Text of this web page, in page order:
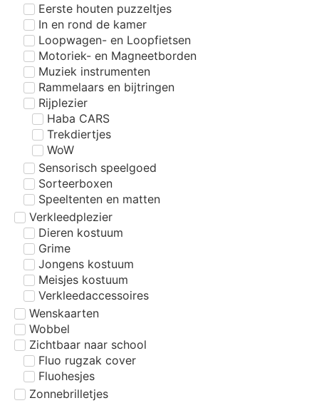
Eerste houten puzzeltjes
In en rond de kamer
Loopwagen- en Loopfietsen
Motoriek- en Magneetborden
Muziek instrumenten
Rammelaars en bijtringen
Rijplezier
Haba CARS
Trekdiertjes
WoW
Sensorisch speelgoed
Sorteerboxen
Speeltenten en matten
Verkleedplezier
Dieren kostuum
Grime
Jongens kostuum
Meisjes kostuum
Verkleedaccessoires
Wenskaarten
Wobbel
Zichtbaar naar school
Fluo rugzak cover
Fluohesjes
Zonnebrilletjes